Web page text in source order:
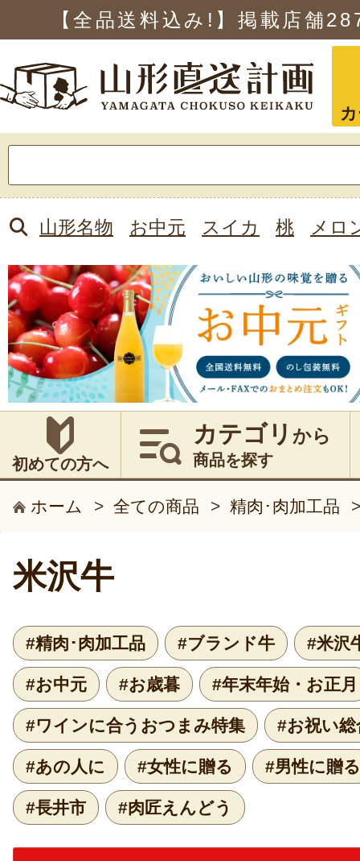
【全品送料込み!】掲載店舗
索:
山形名物 お中元 スイカ 桃 メロ
初めての方へ
カテゴリ から
商品を探す
ホーム > 全ての商品 > 精肉･肉加工品
米沢牛
#精肉･肉加工品 #ブランド牛 #米沢
#お中元 #お歳暮 #年末年始・お正月
#ワインに合うおつまみ特集 #お祝い総
#あの人に #女性に贈る #男性に贈る
#長井市 #肉匠えんどう